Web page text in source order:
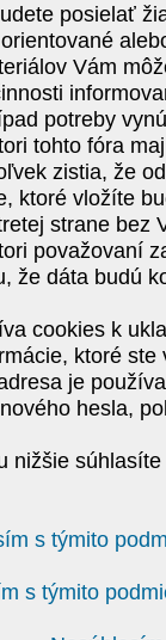
posielať
Vám
potreby
tohto fóra
zistia, že
ktoré vložíte
strane bez
považovaní
že dáta budú
cookies k
ktoré
je
hesla,
nižšie
s týmito
s týmito